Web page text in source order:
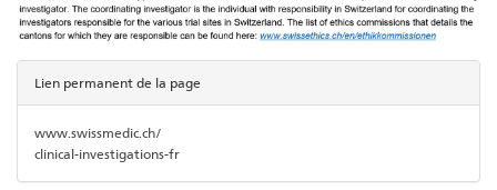
Lien permanent de la page
www.swissmedic.ch/
clinical-investigations-fr